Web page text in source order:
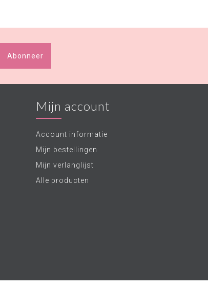
Abonneer
Mijn account
Account informatie
Mijn bestellingen
Mijn verlanglijst
Alle producten